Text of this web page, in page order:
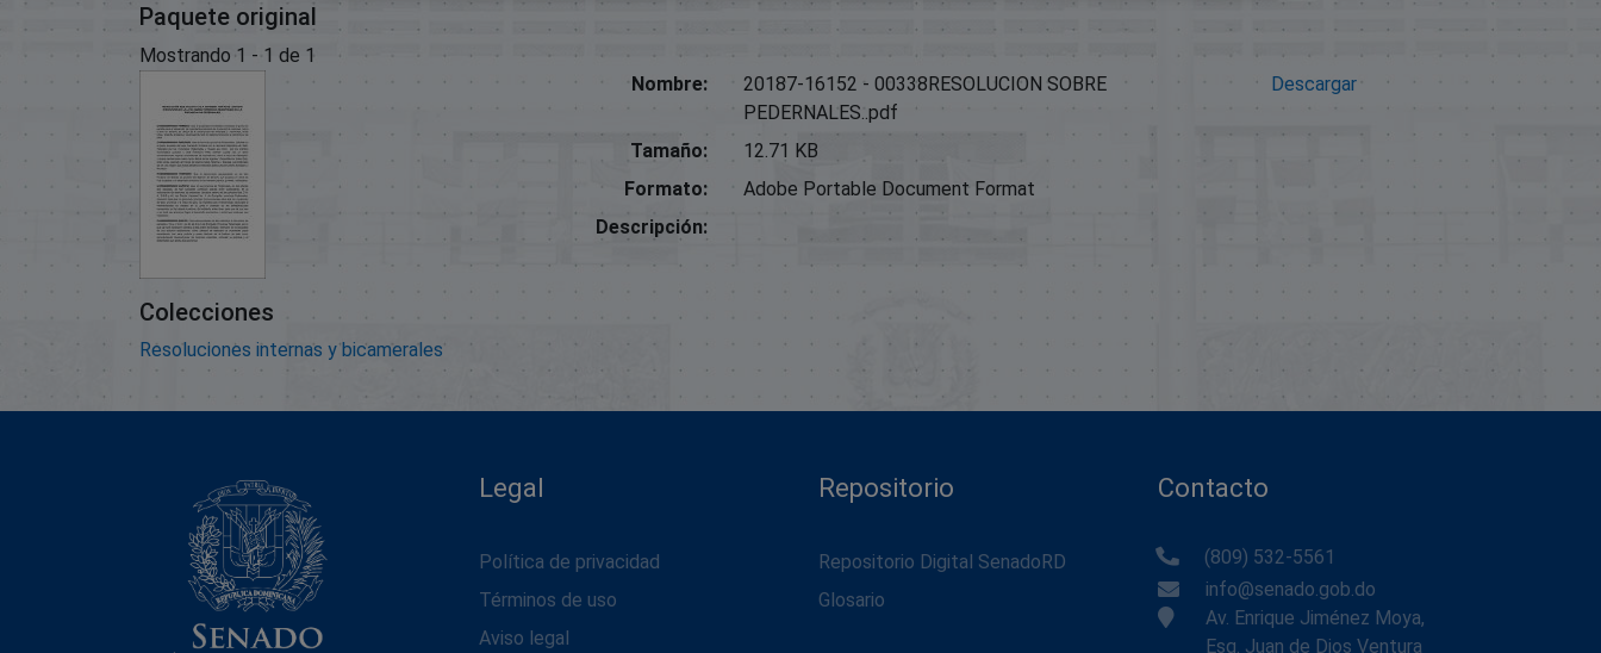
Paquete original
Mostrando 1 - 1 de 1
Nombre:
20187-16152 - 00338RESOLUCION SOBRE
PEDERNALES..pdf
Tamaño:
12.71 KB
Formato:
Adobe Portable Document Format
Descripción:
Descargar
Colecciones
Resoluciones internas y bicamerales
Legal
Política de privacidad
Términos de uso
Aviso legal
Repositorio
Repositorio Digital SenadoRD
Glosario
Contacto
(809) 532-5561
info@senado.gob.do
Av. Enrique Jiménez Moya,
Esq. Juan de Dios Ventura